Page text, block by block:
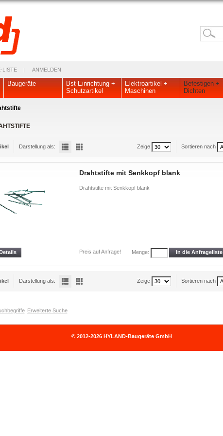
LISTE ANMELDEN
Baugeräte
Bst-Einrichtung +
Schutzartikel
Elektroartikel +
Maschinen
Befestigen +
Dichten
Darstellung als: Sortieren nach
Zeige
Drahtstifte mit Senkkopf blank
Drahtstifte mit Senkkopf blank
Preis auf Anfrage! Menge: In die Anfrageliste
Darstellung als: Sortieren nach
Zeige
Erweiterte Suche
© 2012-2026 HYLAND-Baugeräte GmbH